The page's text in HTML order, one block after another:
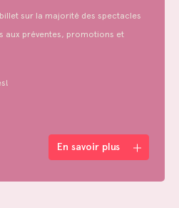
sur la majorité des spectacles
aux préventes, promotions et
En savoir plus